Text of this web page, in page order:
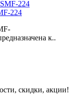
224
к..
, скидки, акции!